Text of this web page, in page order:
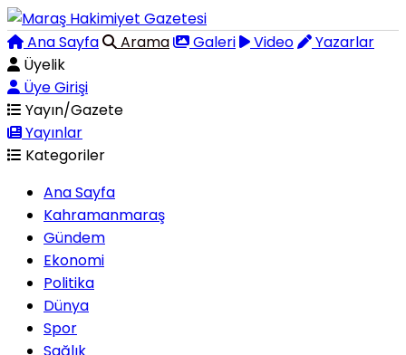
Ana Sayfa Arama Galeri Video
Yazarlar
Üyelik
Üye Girişi
Yayın/Gazete
Yayınlar
Kategoriler
Ana Sayfa
Kahramanmaraş
Gündem
Ekonomi
Politika
Dünya
Spor